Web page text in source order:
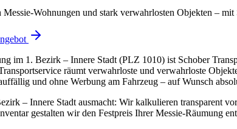
Wohnungen und stark verwahrlosten Objekten – mit
im 1. Bezirk – Innere Stadt (PLZ 1010) ist Schober
räumt verwahrloste und verwahrloste
und ohne Werbung am Fahrzeug – auf Wunsch
– Innere Stadt ausmacht: Wir kalkulieren transparent
gestalten wir den Festpreis Ihrer Messie-Räumung